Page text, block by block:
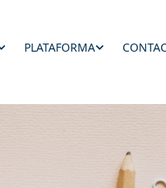
PLATAFORMA